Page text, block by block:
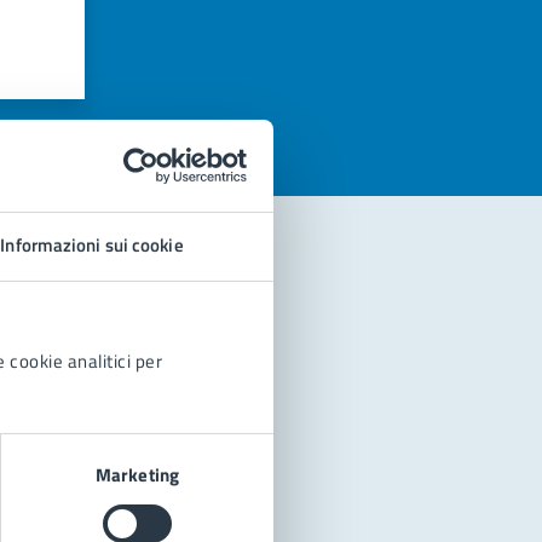
Informazioni sui cookie
cookie analitici per
Marketing